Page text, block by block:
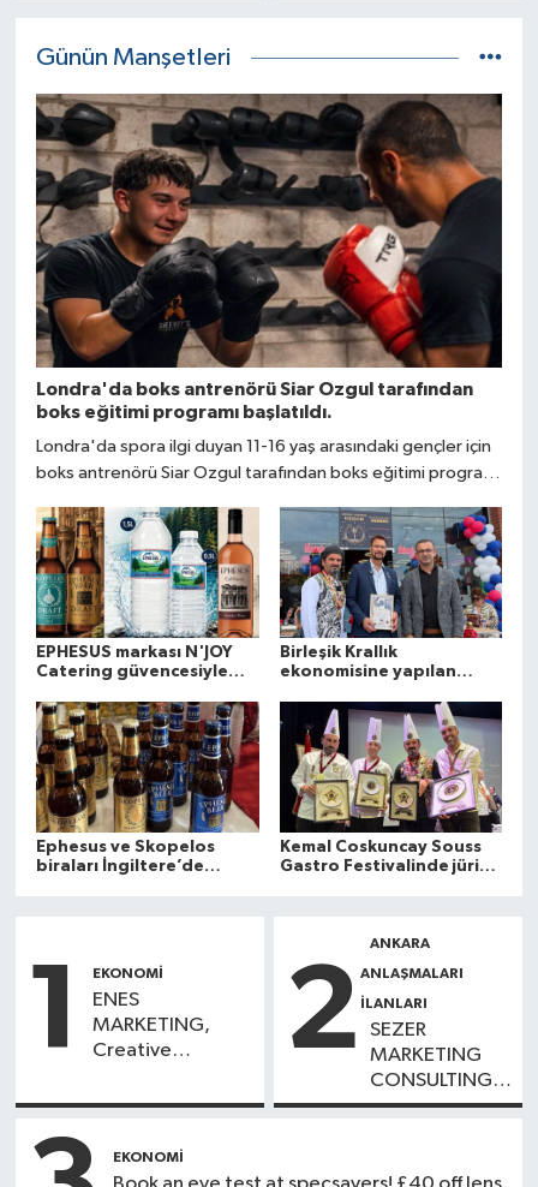
Günün Manşetleri
Londra'da boks antrenörü Siar Ozgul tarafından
boks eğitimi programı başlatıldı.
Londra'da spora ilgi duyan 11-16 yaş arasındaki gençler için
boks antrenörü Siar Ozgul tarafından boks eğitimi programı
EPHESUS markası N'JOY
Catering güvencesiyle
Birleşik Krallık
ekonomisine yapılan
ön plana çıkıyor.
Ephesus ve Skopelos
biraları İngiltere’de
Kemal Coskuncay Souss
Gastro Festivalinde jüri
1 EKONOMI
ENES
MARKETING,
Creative
Marketing
2
ANKARA
ANLAŞMALARI
İLANLARI
SEZER
MARKETING
CONSULTING,
Zerrin Atçı
EKONOMI